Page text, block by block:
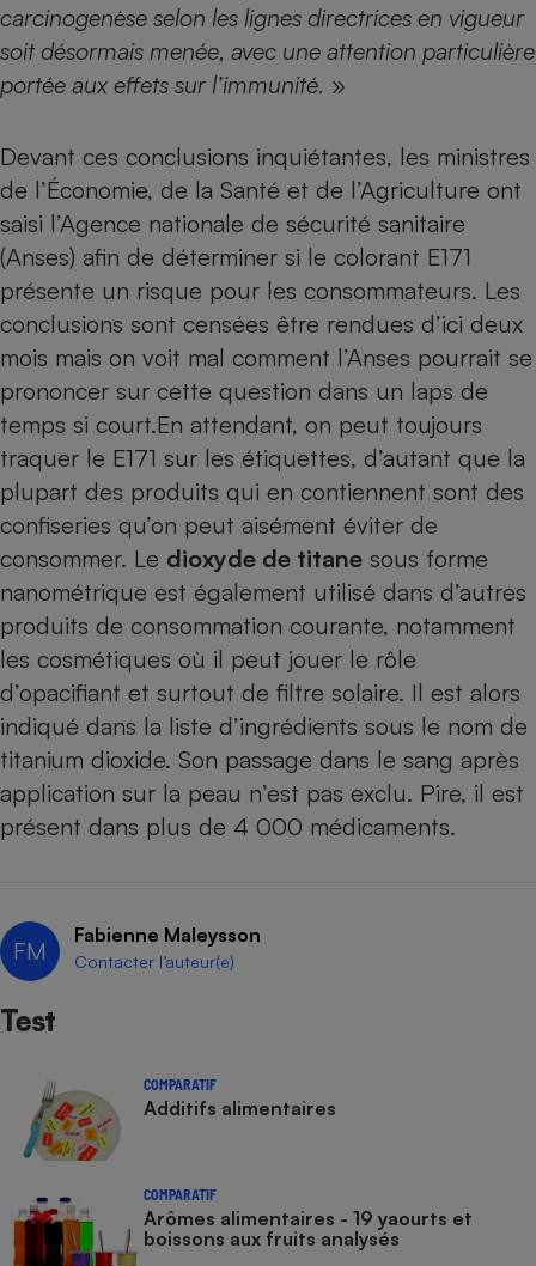
carcinogenèse selon les lignes directrices en vigueur
soit désormais menée, avec une attention particulière
portée aux effets sur l’immunité. »
Devant ces conclusions inquiétantes, les ministres
de l’Économie, de la Santé et de l’Agriculture ont
saisi l’Agence nationale de sécurité sanitaire
(Anses) afin de déterminer si le colorant E171
présente un risque pour les consommateurs. Les
conclusions sont censées être rendues d’ici deux
mois mais on voit mal comment l’Anses pourrait se
prononcer sur cette question dans un laps de
temps si court.En attendant, on peut toujours
traquer le E171 sur les étiquettes, d’autant que la
plupart des produits qui en contiennent sont des
confiseries qu’on peut aisément éviter de
consommer. Le dioxyde de titane sous forme
nanométrique est également utilisé dans d’autres
produits de consommation courante, notamment
les cosmétiques où il peut jouer le rôle
d’opacifiant et surtout de filtre solaire. Il est alors
indiqué dans la liste d’ingrédients sous le nom de
titanium dioxide. Son passage dans le sang après
application sur la peau n’est pas exclu. Pire, il est
présent dans plus de 4 000 médicaments.
FM
Fabienne Maleysson
Contacter l’auteur(e)
Test
COMPARATIF
Additifs alimentaires
COMPARATIF
Arômes alimentaires - 19 yaourts et
boissons aux fruits analysés